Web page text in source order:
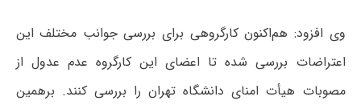
وی افزود: هم‌اکنون کارگروهی برای بررسی جوانب مختلف این
اعتراضات بررسی شده تا اعضای اینکارگروه عدم عدول از
مصوبات هیأت امنای دانشگاه تهران را بررسی کنند. برهمین